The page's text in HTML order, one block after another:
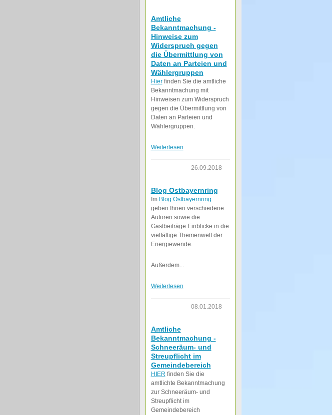
Amtliche
Bekanntmachung -
Hinweise zum
Widerspruch gegen
die Übermittlung von
Daten an Parteien und
Wählergruppen
Hierfinden Sie die amtliche
Bekanntmachung mit
Hinweisen zum Widerspruch
gegen die Übermittlung von
Daten an Parteien und
Wählergruppen.
Weiterlesen
26.09.2018
Blog Ostbayernring
Im Blog Ostbayernring
geben Ihnen verschiedene
Autoren sowie die
Gastbeiträge Einblicke in die
vielfältige Themenwelt der
Energiewende.
Außerdem...
Weiterlesen
08.01.2018
Amtliche
Bekanntmachung -
Schneeräum- und
Streupflicht im
Gemeindebereich
HIER finden Sie die
amtlichte Bekanntmachung
zur Schneeräum- und
Streupflicht im
Gemeindebereich